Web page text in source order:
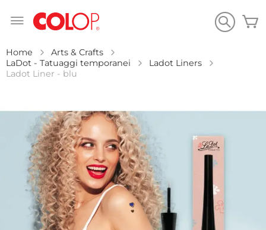
Home
Arts & Crafts
LaDot - Tatuaggi temporanei
Ladot Liners
Ladot Liner - blu
fine
galleria
immagini